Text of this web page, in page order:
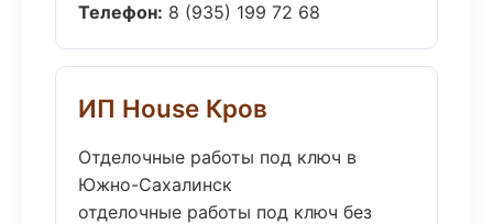
Телефон: 8 (935) 199 72 68
ИП House Кров
Отделочные работы под ключ в
Южно-Сахалинск
отделочные работы под ключ без